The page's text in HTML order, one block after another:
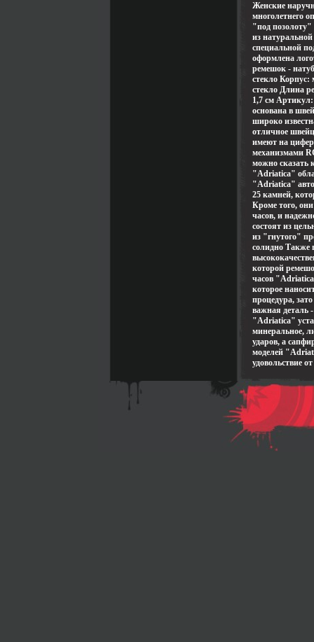
Женские
многолетнего
"под позолоту"
из
специальной
оформлена
ремешок -
стекло
стекло Длина
1,7 см
основана в
широко
отличное
имеют на
механизмами
можно сказать
"Adriatica"
"Adriatica"
25 камней,
Кроме того,
часов, и
состоят из
из "гнутого"
солидно Также
которой
часов
которое
процедура,
важная деталь -
"Adriatica"
минеральное,
ударов, а
моделей
удовольствие